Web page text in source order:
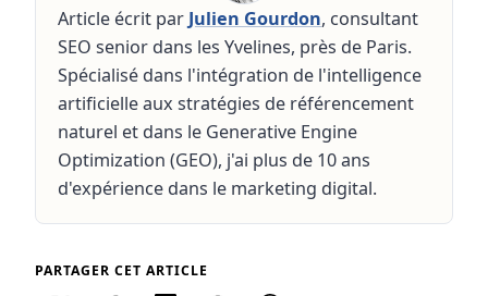
Article écrit par Julien Gourdon, consultant
SEO senior dans les Yvelines, près de Paris.
Spécialisé dans l'intégration de l'intelligence
artificielle aux stratégies de référencement
naturel et dans le Generative Engine
Optimization (GEO), j'ai plus de 10 ans
d'expérience dans le marketing digital.
PARTAGER CET ARTICLE